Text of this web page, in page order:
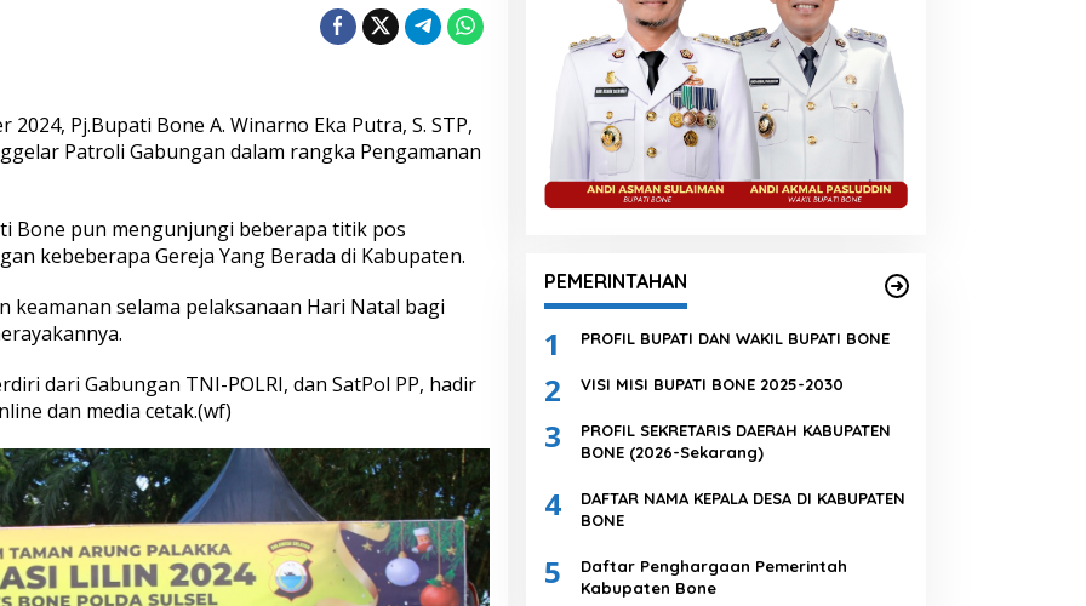
2024, Pj.Bupati Bone A. Winarno Eka Putra, S. STP,
Patroli Gabungan dalam rangka Pengamanan
Bone pun mengunjungi beberapa titik pos
kebeberapa Gereja Yang Berada di Kabupaten.
keamanan selama pelaksanaan Hari Natal bagi
dari Gabungan TNI-POLRI, dan SatPol PP, hadir
dan media cetak.(wf)
PEMERINTAHAN
1 PROFIL BUPATI DAN WAKIL BUPATI BONE
2 VISI MISI BUPATI BONE 2025-2030
3
PROFIL SEKRETARIS DAERAH KABUPATEN
BONE (2026-Sekarang)
4
DAFTAR NAMA KEPALA DESA DI KABUPATEN
BONE
5
Daftar Penghargaan Pemerintah
Kabupaten Bone